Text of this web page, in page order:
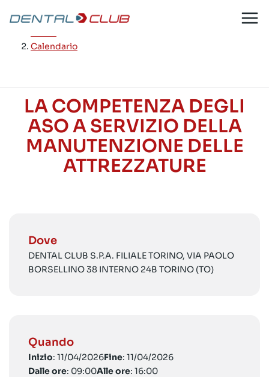
contenuto
Calendario
LA COMPETENZA DEGLI
ASO A SERVIZIO DELLA
MANUTENZIONE DELLE
ATTREZZATURE
Dove
DENTAL CLUB S.P.A. FILIALE TORINO, VIA PAOLO
BORSELLINO 38 INTERNO 24B TORINO (TO)
Quando
Inizio: 11/04/2026Fine: 11/04/2026
Dalle ore: 09:00Alle ore: 16:00